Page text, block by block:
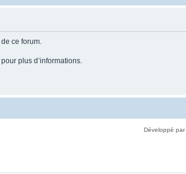
de ce forum.
pour plus d’informations.
Développé par